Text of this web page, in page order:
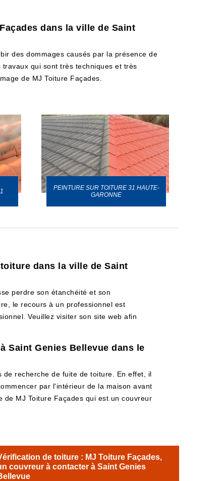
dans la ville de Saint
des dommages causés par la présence de
qui sont très techniques et très
de MJ Toiture Façades.
PEINTURE SUR TOITURE 31 HAUTE-
GARONNE
dans la ville de Saint
perdre son étanchéité et son
le recours à un professionnel est
Veuillez visiter son site web afin
Saint Genies Bellevue dans le
recherche de fuite de toiture. En effet, il
par l'intérieur de la maison avant
MJ Toiture Façades qui est un couvreur
de toiture : MJ Toiture Façades,
couvreur à contacter à Saint Genies